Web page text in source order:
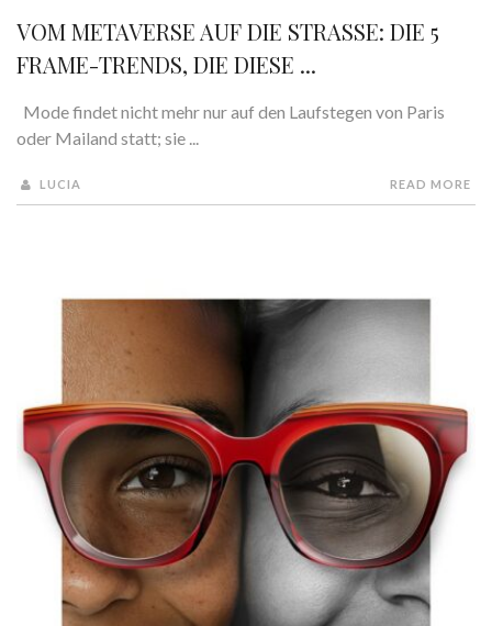
VOM METAVERSE AUF DIE STRASSE: DIE 5 F
RAME-TRENDS, DIE DIESE ...
Mode findet nicht mehr nur auf den Laufstegen von Paris
oder Mailand statt; sie ...
LUCIA READ MORE